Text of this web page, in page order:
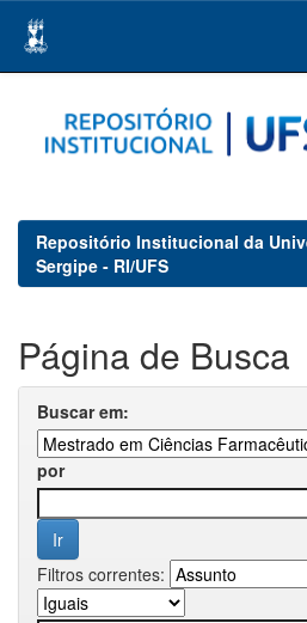
navigation
Repositório Institucional da
Sergipe - RI/UFS
Página de Busca
Buscar em:
por
Filtros correntes: